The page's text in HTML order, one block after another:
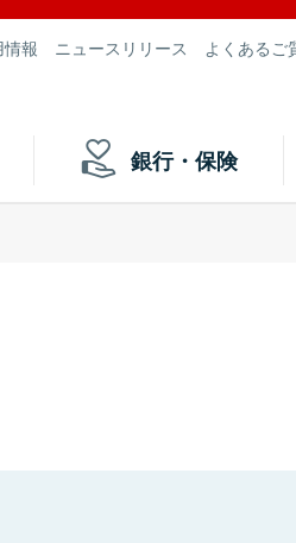
報 ニュースリリース よくあるご
銀行・保険